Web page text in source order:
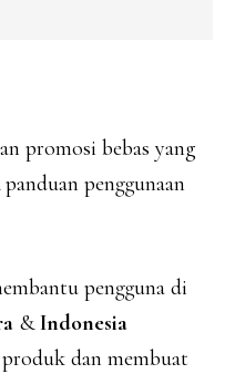
promosi bebas yang
penggunaan
pengguna di
&Indonesia
dan membuat